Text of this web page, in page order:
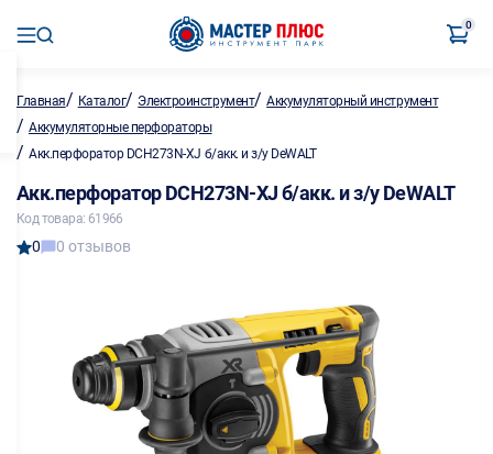
0
Главная/ Каталог/ Электроинструмент/Аккумуляторный инструмент
/ Аккумуляторные перфораторы
/ Акк.перфоратор DCH273N-XJ б/акк. и з/у DeWALT
Акк.перфоратор DCH273N-XJ б/акк. и з/у DeWALT
Код товара: 61966
0 0 отзывов